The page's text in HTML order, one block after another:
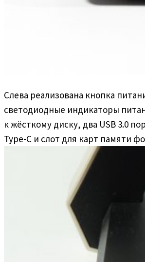
Слева реализована кнопка
светодиодные индикаторы
к жёсткому диску, два USB 3.0
Type-C и слот для карт памяти